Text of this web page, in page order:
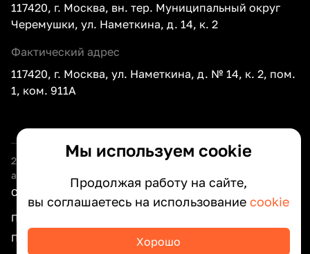
117420, г. Москва, вн. тер. Муниципальный округ
Черемушки, ул. Наметкина, д. 14, к. 2
Фактический адрес
117420, г. Москва, ул. Наметкина, д. № 14, к. 2, пом.
1, ком. 911А
2026
ООО «Центр внедрения документооборота» —
автоматизация документооборота вашего бизнеса
Сведения об организации
Политика оператора по обработке персональных данных
Политика конфиденциальности интернет-сайта
Мы используем cookie
Продолжая работу на сайте,
вы соглашаетесь на использование cookie
Хорошо